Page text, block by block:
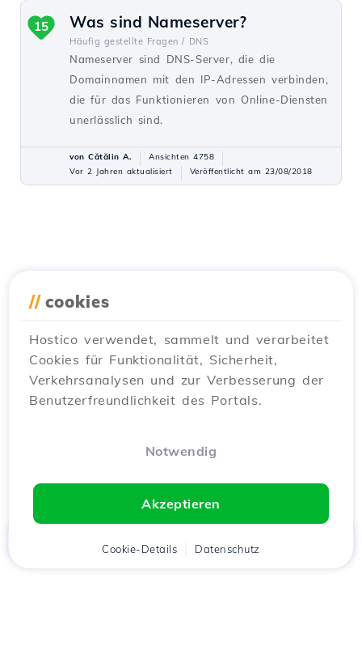
Was sind Nameserver?
Häufig gestellte Fragen / DNS
Nameserver sind DNS-Server, die die
Domainnamen mit den IP-Adressen verbinden,
die für das Funktionieren von Online-Diensten
unerlässlich sind.
15
von Cătălin A.
Ansichten 4758
Vor 2 Jahren aktualisiert
Veröffentlicht am 23/08/2018
// cookies
Hostico verwendet, sammelt und verarbeitet
Cookies für Funktionalität, Sicherheit,
Verkehrsanalysen und zur Verbesserung der
Benutzerfreundlichkeit des Portals.
Notwendig
Akzeptieren
Cookie-Details Datenschutz
Kunde Warenkorb Chat